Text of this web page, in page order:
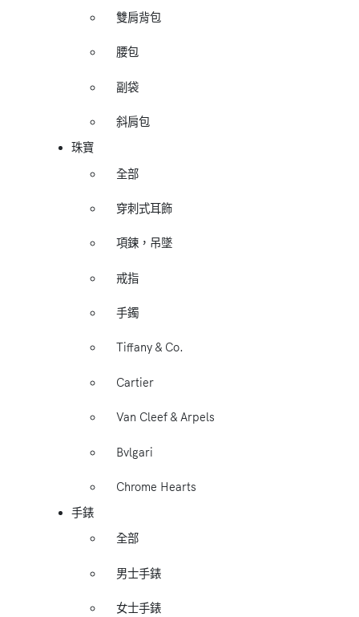
雙肩背包
腰包
副袋
斜肩包
珠寶
全部
穿刺式耳飾
項鍊，吊墜
戒指
手鐲
Tiffany & Co.
Cartier
Van Cleef & Arpels
Bvlgari
Chrome Hearts
手錶
全部
男士手錶
女士手錶